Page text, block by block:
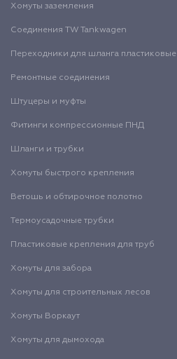
Хомуты заземления
Соединения TW Tankwagen
Переходники для шланга пластиковые
Ремонтные соединения
Штуцеры и муфты
Фитинги компрессионные ПНД
Шланги и трубки
Хомуты быстрого крепления
Ветошь и обтирочное полотно
Термоусадочные трубки
Пластиковые крепления для труб
Хомуты для забора
Хомуты для строительных лесов
Хомуты Воркаут
Хомуты для дымохода